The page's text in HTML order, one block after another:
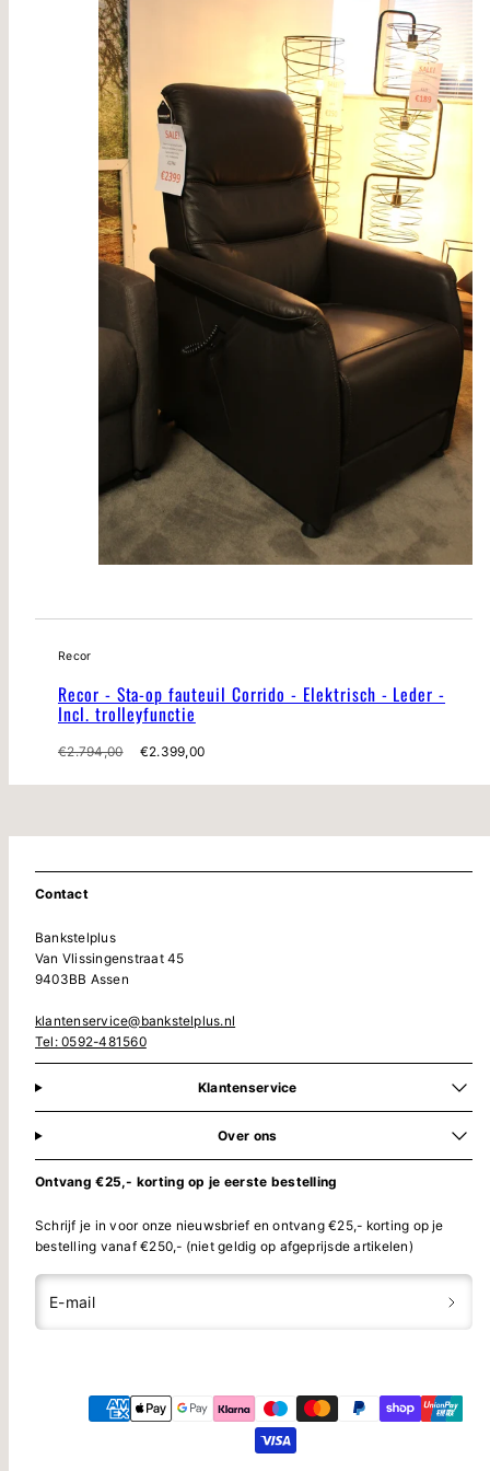
Recor
Recor - Sta-op fauteuil Corrido - Elektrisch - Leder -
Incl. trolleyfunctie
Normale
€2.794,00 Verkoopprijs
€2.399,00
Contact
Bankstelplus
Van Vlissingenstraat 45
9403BB Assen
klantenservice@bankstelplus.nl
Tel: 0592-481560
Klantenservice
Over ons
Ontvang €25,- korting op je eerste bestelling
Schrijf je in voor onze nieuwsbrief en ontvang €25,- korting op je
bestelling vanaf €250,- (niet geldig op afgeprijsde artikelen)
E-mail
Betaalmethoden
Translation
Translation